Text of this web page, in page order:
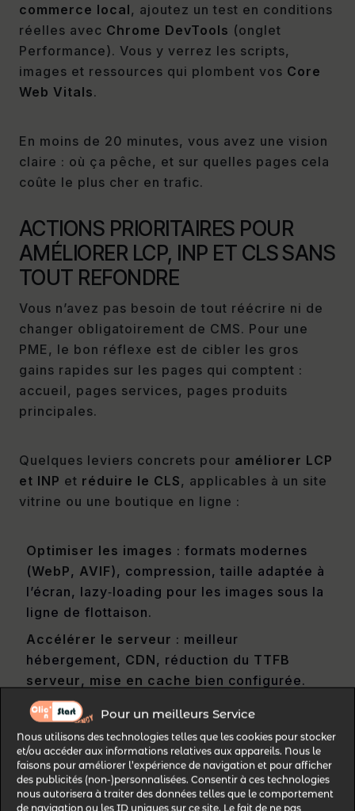
Pour un meilleurs Service
Nous utilisons des technologies telles que les cookies pour stocker
et/ou accéder aux informations relatives aux appareils. Nous le
faisons pour améliorer l’expérience de navigation et pour afficher
des publicités (non-)personnalisées. Consentir à ces technologies
nous autorisera à traiter des données telles que le comportement
de navigation ou les ID uniques sur ce site. Le fait de ne pas
commerce local, ajoutez un test en conditions
réelles avec Chrome DevTools (onglet
Performance). Vous y verrez les scripts,
images et ressources qui plombent vos Core
Web Vitals.
En moins de 20 minutes, vous avez une vision
claire : où ça pêche, et sur quelles pages cela
coûte le plus cher en trafic.
ACTIONS PRIORITAIRES POUR
AMÉLIORER LCP, INP ET CLS SANS
TOUT REFONDRE
Vous n’avez pas besoin de tout réécrire ni de
changer obligatoirement de CMS. Pour une
PME, le bon réflexe est de cibler les gros
gains rapides sur les pages qui comptent :
accueil, pages services, pages produits
principales.
Quelques leviers concrets pour améliorer LCP
et INP et réduire le CLS, applicables à un site
vitrine ou une boutique en ligne :
Optimiser les images : formats modernes
(WebP, AVIF), compression, taille adaptée à
l’écran, lazy‑loading pour les images sous la
ligne de flottaison.
Accélérer le serveur : meilleur
hébergement, CDN, réduction du TTFB
serveur, mise en cache bien configurée.
Alléger le JavaScript : supprimer les scripts
inutiles, charger les trackers et widgets (chat,
maps, etc.) en différé, optimiser les
frameworks.
Stabiliser la mise en page: réserver un